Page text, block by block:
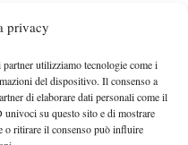
privacy
utilizziamo tecnologie come i
del dispositivo. Il consenso a
di elaborare dati personali come il
su questo sito e di mostrare
o ritirare il consenso può influire
n.88